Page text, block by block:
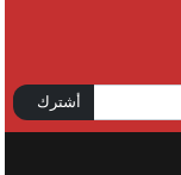
أشترك